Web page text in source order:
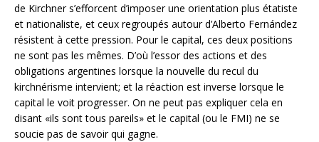
de Kirchner s’efforcent d’imposer une orientation plus étatiste
et nationaliste, et ceux regroupés autour d’Alberto Fernández
résistent à cette pression. Pour le capital, ces deux positions
ne sont pas les mêmes. D’où l’essor des actions et des
obligations argentines lorsque la nouvelle du recul du
kirchnérisme intervient; et la réaction est inverse lorsque le
capital le voit progresser. On ne peut pas expliquer cela en
disant «ils sont tous pareils» et le capital (ou le FMI) ne se
soucie pas de savoir qui gagne.